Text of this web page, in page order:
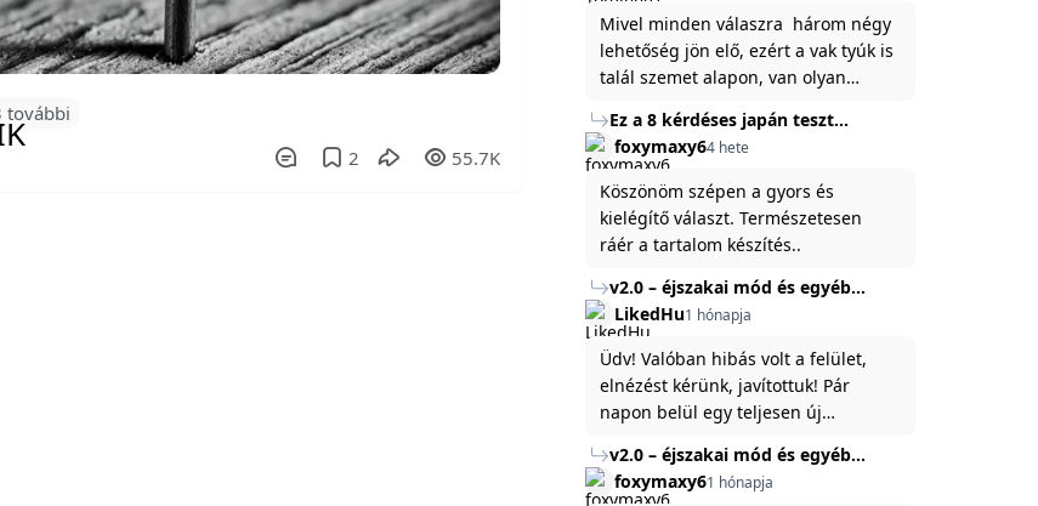
további
2 55.7K
Mivel minden válaszra három négy
lehetőség jön elő, ezért a vak tyúk is
talál szemet alapon, van olyan
Ez a 8 kérdéses japán teszt
hibátlanul feltárja az igazságot
rólad
foxymaxy64 hete
Köszönöm szépen a gyors és
kielégítő választ. Természetesen
ráér a tartalom készítés..
v2.0 – éjszakai mód és egyéb
fejlesztések
LikedHu1 hónapja
Üdv! Valóban hibás volt a felület,
elnézést kérünk, javítottuk! Pár
napon belül egy teljesen új
weboldal legújabb, 3.0-ás verzióját,
és vélhetően ez zavart be kicsit.Egy
v2.0 – éjszakai mód és egyéb
fejlesztések
foxymaxy61 hónapja